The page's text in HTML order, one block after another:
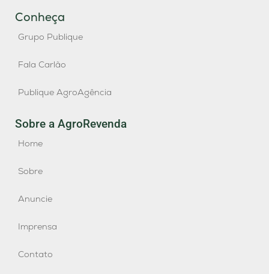
Conheça
Grupo Publique
Fala Carlão
Publique AgroAgência
Sobre a AgroRevenda
Home
Sobre
Anuncie
Imprensa
Contato